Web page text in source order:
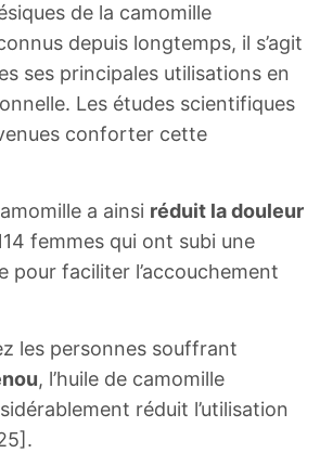
de la camomille
depuis longtemps, il s’agit
ses principales utilisations en
Les études scientifiques
conforter cette
a ainsi réduit la douleur
femmes qui ont subi une
pour faciliter l’accouchement
les personnes souffrant
, l’huile de camomille
réduit l’utilisation